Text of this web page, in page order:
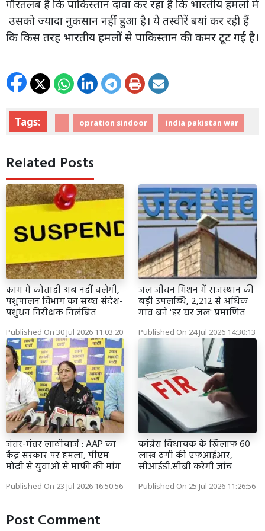
गौरतलब है कि पाकिस्तान दावा कर रहा है कि भारतीय हमलों में
उसको ज्यादा नुकसान नहीं हुआ है। ये तस्वीरें बयां कर रही हैं
कि किस तरह भारतीय हमलों से पाकिस्तान की कमर टूट गई है।
Tags: opration sindoor india pakistan war
Related Posts
काम में कोताही अब नहीं चलेगी,
पशुपालन विभाग का सख्त संदेश-
पशुधन निरीक्षक निलंबित
Published On 30 Jul 2026 11:03:20
जल जीवन मिशन में राजस्थान की
बड़ी उपलब्धि, 2,212 से अधिक
गांव बने 'हर घर जल' प्रमाणित
Published On 24 Jul 2026 14:30:13
जंतर-मंतर लाठीचार्ज : AAP का
केंद्र सरकार पर हमला, पीएम
मोदी से युवाओं से माफी की मांग
Published On 23 Jul 2026 16:50:56
कांग्रेस विधायक के खिलाफ 60
लाख ठगी की एफआईआर,
सीआईडी.सीबी करेगी जांच
Published On 25 Jul 2026 11:26:56
Post Comment